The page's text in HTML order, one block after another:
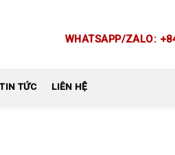
WHATSAPP/ZALO:
TIN TỨC LIÊN HỆ